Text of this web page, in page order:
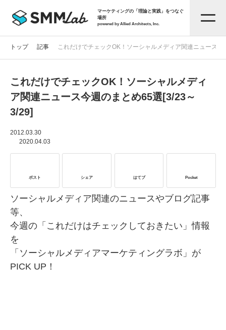
マーケティングの「理論と実践」をつなぐ
場所
powered by Allied Architects, Inc.
記事一覧
お役立ち資料
トップ 記事 これだけでチェックOK！ソーシャルメディア関連ニュース
これだけでチェックOK！ソーシャルメディ
ア関連ニュース今週のまとめ65選[3/23～
3/29]
2012.03.30
2020.04.03
ポスト シェア はてブ Pocket
ソーシャルメディア関連のニュースやブログ記事
等、
今週の「これだけはチェックしておきたい」情報
を
「ソーシャルメディアマーケティングラボ」が
PICK UP！